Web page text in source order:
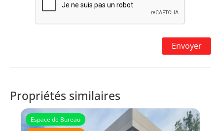
Propriétés similaires
Espace de Bureau